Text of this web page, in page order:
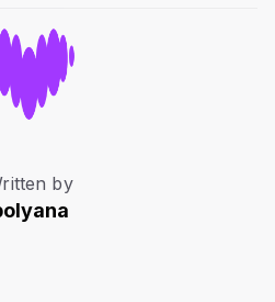
by